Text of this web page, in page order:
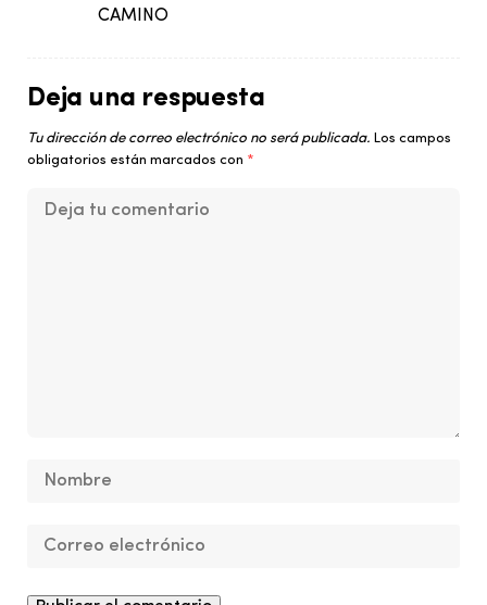
CAMINO
Deja una respuesta
Tu dirección de correo electrónico no será publicada. Los campos
obligatorios están marcados con *